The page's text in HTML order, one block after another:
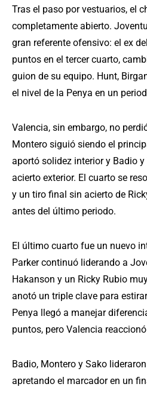
Tras el paso por vestuarios, el
completamente abierto.
gran referente ofensivo: el ex
puntos en el tercer cuarto,
guion de su equipo. Hunt,
el nivel de la Penya en un
Valencia, sin embargo, no
Montero siguió siendo el
aportó solidez interior y Badio
acierto exterior. El cuarto se
y un tiro final sin acierto de
antes del último periodo.
El último cuarto fue un nuevo
Parker continuó liderando a
Hakanson y un Ricky Rubio
anotó un triple clave para
Penya llegó a manejar
puntos, pero Valencia
Badio, Montero y Sako
apretando el marcador en un